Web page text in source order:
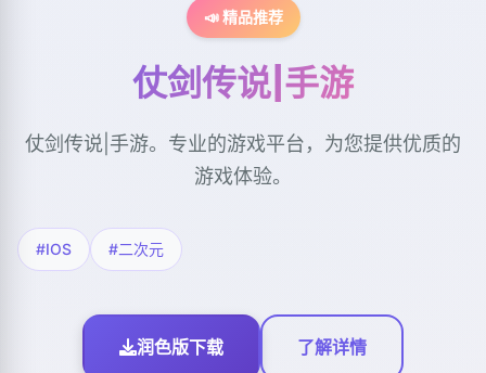
📣 精品推荐
仗剑传说|手游
仗剑传说|手游。专业的游戏平台，为您提供优质的
游戏体验。
#IOS #二次元
润色版下载 了解详情